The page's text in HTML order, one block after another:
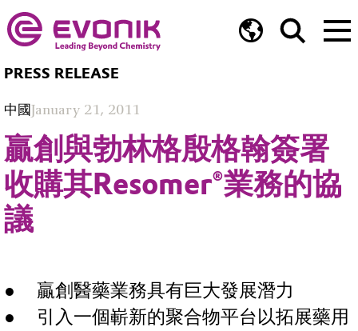
PRESS RELEASE
中國January 21, 2011
贏創與勃林格殷格翰簽署
收購其Resomer®業務的協
議
贏創醫藥業務具有巨大發展潛力
引入一個嶄新的聚合物平台以拓展藥用